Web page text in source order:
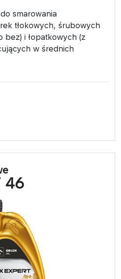
smarowania
tłokowych, śrubowych
bez) i łopatkowych (z
w średnich
46